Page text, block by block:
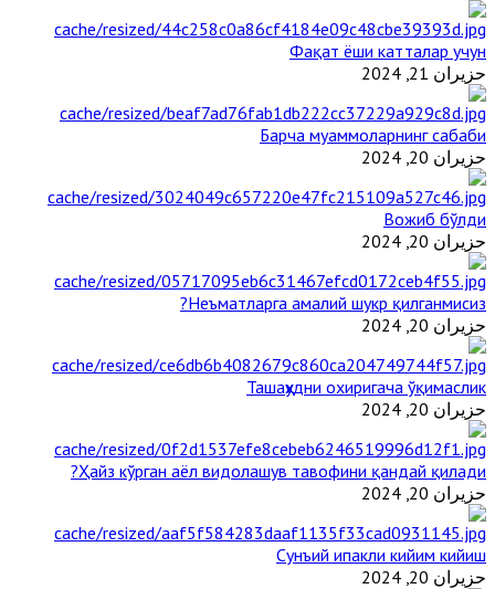
Фақат ёши катталар учун
حزيران 21, 2024
Барча муаммоларнинг сабаби
حزيران 20, 2024
Вожиб бўлди
حزيران 20, 2024
Неъматларга амалий шукр қилганмисиз?
حزيران 20, 2024
Ташаҳҳудни охиригача ўқимаслик
حزيران 20, 2024
Ҳайз кўрган аёл видолашув тавофини қандай қилади?
حزيران 20, 2024
Сунъий ипакли кийим кийиш
حزيران 20, 2024